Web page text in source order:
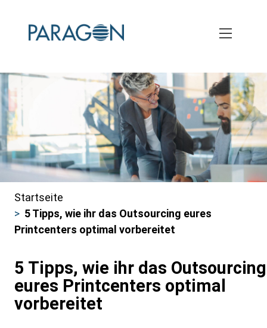
Pfadnavigation
Startseite
5 Tipps, wie ihr das Outsourcing eures
Printcenters optimal vorbereitet
5 Tipps, wie ihr das Outsourcing
eures Printcenters optimal
vorbereitet